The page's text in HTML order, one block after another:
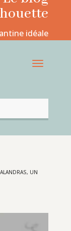
idéale
UN